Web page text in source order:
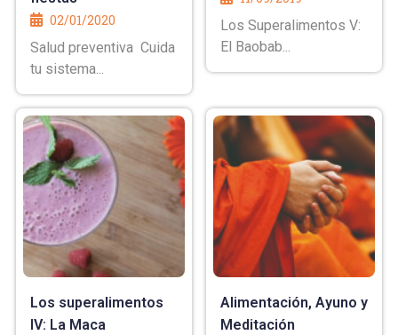
02/01/2020
Salud preventiva Cuida
tu sistema...
Los Superalimentos V:
El Baobab...
Los superalimentos
IV: La Maca
Alimentación, Ayuno y
Meditación